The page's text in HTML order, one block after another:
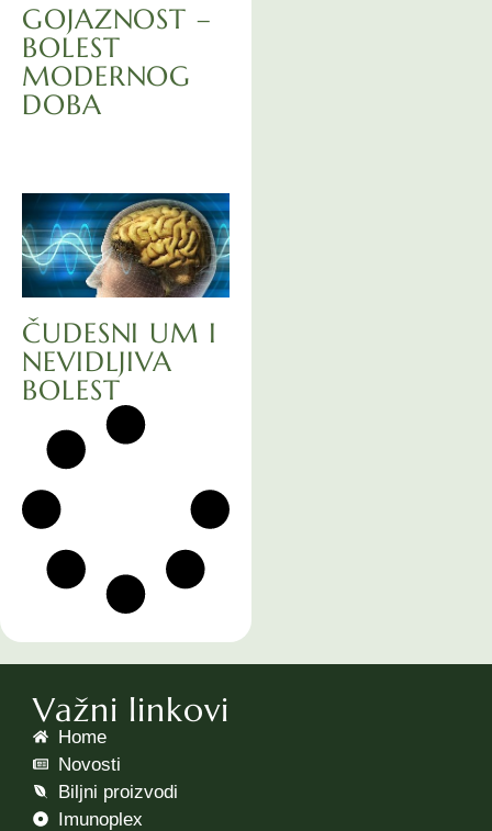
GOJAZNOST –
BOLEST
MODERNOG
DOBA
ČUDESNI UM I
NEVIDLJIVA
BOLEST
Važni linkovi
Home
Novosti
Biljni proizvodi
Imunoplex